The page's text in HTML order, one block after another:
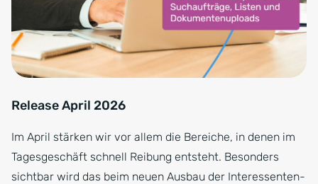
Release April 2026
Im April stärken wir vor allem die Bereiche, in denen im
Tagesgeschäft schnell Reibung entsteht. Besonders
sichtbar wird das beim neuen Ausbau der Interessenten-